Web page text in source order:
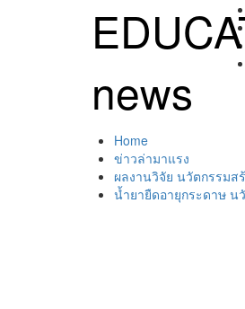
news
Home
ข่าวล่ามาแรง
ผลงานวิจัย นวัตกรรมส
น้ำยายืดอายุกระดาษ